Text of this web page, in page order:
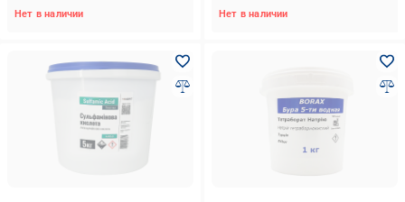
Нет в наличии Нет в наличии